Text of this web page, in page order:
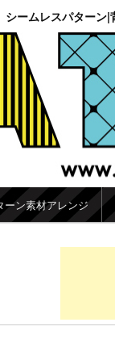
シームレスパター
ーン素材アレンジ